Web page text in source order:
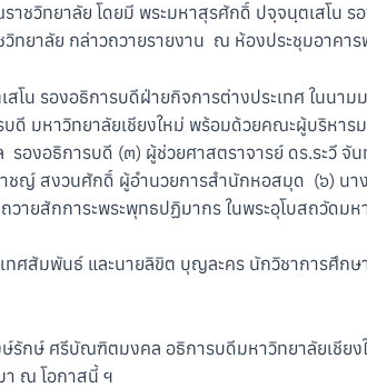
ชวิทยาลัย โดยมี พระมหาสุรศักดิ์ ปจฺจนฺตเสโน
ยาลัย กล่าวถวายรายงาน ณ ห้องประชุมอาคาร
โน รองอธิการบดีฝ่ายกิจการต่างประเทศ ในน
มหาวิทยาลัยเชียงใหม่ พร้อมด้วยคณะผู้บริหารม
รองอธิการบดี (๓) ผู้ช่วยศาสตราจารย์ ดร.ระ
ญ์ สงวนศักดิ์ ผู้อำนวยการสำนักหอสมุด (๖) นา
ายสักการะพระพุทธปฏิมากร ในพระอุโบสถวัดม
ศสัมพันธ์ และนายลิขิต บุญละคร นักวิชาการศึก
กษ์ ศรีบัณฑิตมงคล อธิการบดีมหาวิทยาลัยเชียง
า ณ โอกาสนี้ ฯ